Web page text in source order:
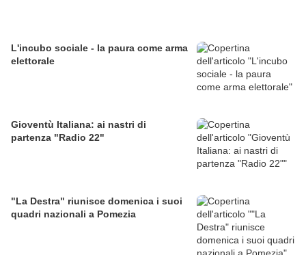
L'incubo sociale - la paura come arma
elettorale
Gioventù Italiana: ai nastri di
partenza "Radio 22"
"La Destra" riunisce domenica i suoi
quadri nazionali a Pomezia